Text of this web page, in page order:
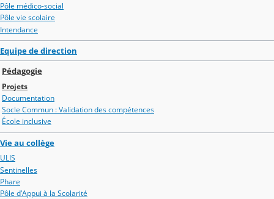
Pôle médico-social
Pôle vie scolaire
Intendance
Equipe de direction
Pédagogie
Projets
Documentation
Socle Commun : Validation des compétences
École inclusive
Vie au collège
ULIS
Sentinelles
Phare
Pôle d'Appui à la Scolarité